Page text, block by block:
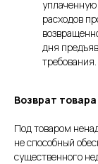
расходов
дня
требования.
Возврат
Под товаром
не способный
существенного